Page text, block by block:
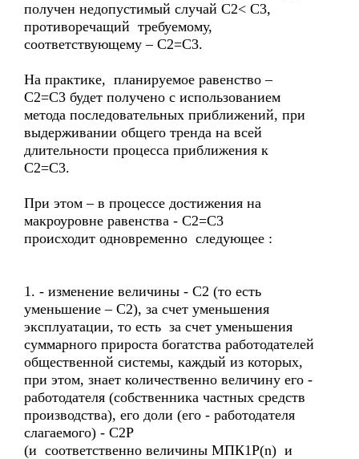
получен недопустимый случай С2< С3,
противоречащий требуемому,
соответствующему – С2=С3.
На практике, планируемое равенство –
С2=С3 будет получено с использованием
метода последовательных приближений, при
выдерживании общего тренда на всей
длительности процесса приближения к
С2=С3.
При этом – в процессе достижения на
макроуровне равенства - С2=С3
происходит одновременно следующее :
1. - изменение величины - С2 (то есть
уменьшение – С2), за счет уменьшения
эксплуатации, то есть за счет уменьшения
суммарного прироста богатства работодателей
общественной системы, каждый из которых,
при этом, знает количественно величину его -
работодателя (собственника частных средств
производства), его доли (его - работодателя
слагаемого) - С2Р
(и соответственно величины МПК1Р(n) и